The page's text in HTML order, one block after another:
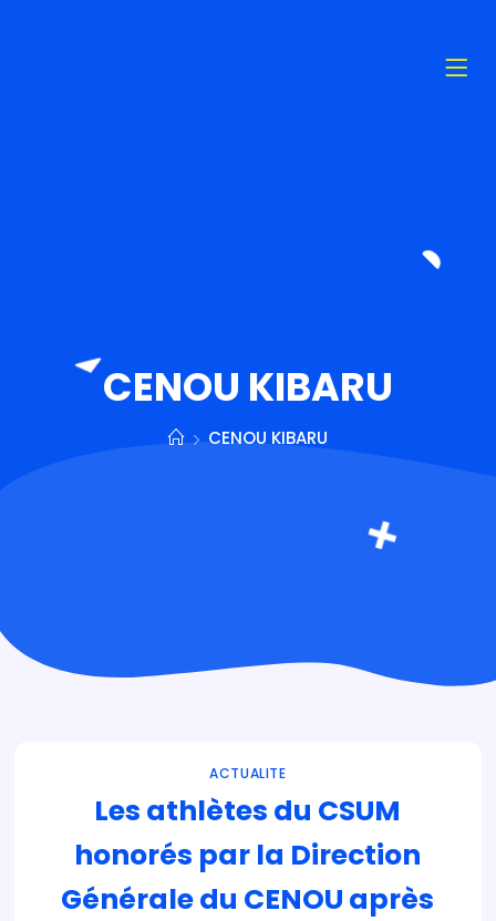
CENOU KIBARU
CENOU KIBARU
ACTUALITE
Les athlètes du CSUM
honorés par la Direction
Générale du CENOU après